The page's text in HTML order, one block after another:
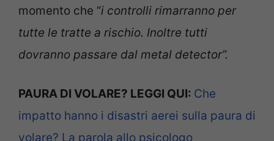
momento che “i controlli rimarranno per
tutte le tratte a rischio. Inoltre tutti
dovranno passare dal metal detector”.
PAURA DI VOLARE? LEGGI QUI: Che
impatto hanno i disastri aerei sulla paura di
volare? La parola allo psicologo